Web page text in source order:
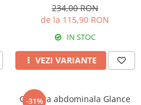
234,00 RON
de la 115,90 RON
IN STOC
VEZI VARIANTE
-31%
Centura abdominala Glance